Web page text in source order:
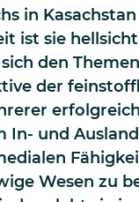
in
ist sie
den
der
In- und
Wesen zu